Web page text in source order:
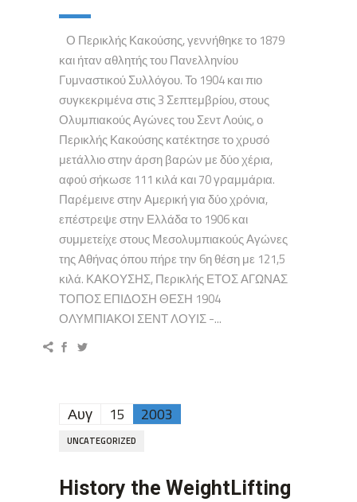
Ο Περικλής Κακούσης, γεννήθηκε το 1879
και ήταν αθλητής του Πανελληνίου
Γυμναστικού Συλλόγου. Το 1904 και πιο
συγκεκριμένα στις 3 Σεπτεμβρίου, στους
Ολυμπιακούς Αγώνες του Σεντ Λούις, ο
Περικλής Κακούσης κατέκτησε το χρυσό
μετάλλιο στην άρση βαρών με δύο χέρια,
αφού σήκωσε 111 κιλά και 70 γραμμάρια.
Παρέμεινε στην Αμερική για δύο χρόνια,
επέστρεψε στην Ελλάδα το 1906 και
συμμετείχε στους Μεσολυμπιακούς Αγώνες
της Αθήνας όπου πήρε την 6η θέση με 121,5
κιλά. ΚΑΚΟΥΣΗΣ, Περικλής ΕΤΟΣ ΑΓΩΝΑΣ
ΤΟΠΟΣ ΕΠΙΔΟΣΗ ΘΕΣΗ 1904
ΟΛΥΜΠΙΑΚΟΙ ΣΕΝΤ ΛΟΥΙΣ -...
Αυγ 15 2003
UNCATEGORIZED
History the WeightLifting